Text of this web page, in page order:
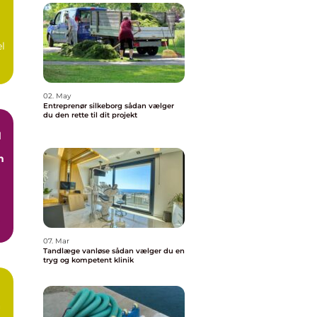
02. May
Entreprenør silkeborg sådan vælger
du den rette til dit projekt
07. Mar
Tandlæge vanløse sådan vælger du en
tryg og kompetent klinik